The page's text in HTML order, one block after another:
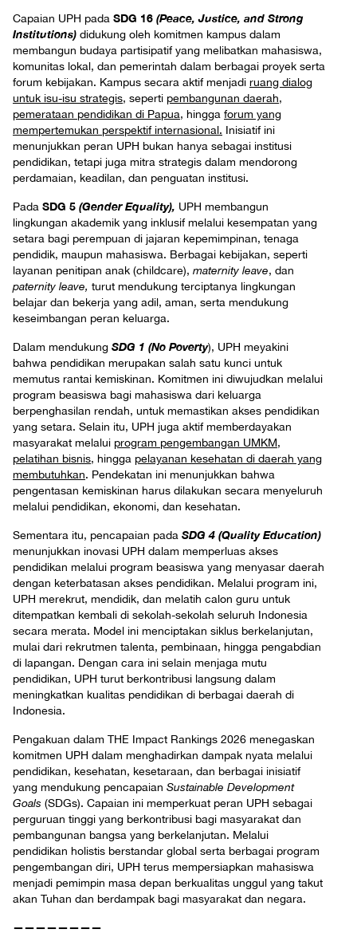
Capaian UPH pada SDG 16 (Peace, Justice, and Strong
Institutions) didukung oleh komitmen kampus dalam
membangun budaya partisipatif yang melibatkan mahasiswa,
komunitas lokal, dan pemerintah dalam berbagai proyek serta
forum kebijakan. Kampus secara aktif menjadi ruang dialog
untuk isu-isu strategis, seperti pembangunan daerah,
pemerataan pendidikan di Papua, hingga forum yang
mempertemukan perspektif internasional. Inisiatif ini
menunjukkan peran UPH bukan hanya sebagai institusi
pendidikan, tetapi juga mitra strategis dalam mendorong
perdamaian, keadilan, dan penguatan institusi.
Pada SDG 5 (Gender Equality), UPH membangun
lingkungan akademik yang inklusif melalui kesempatan yang
setara bagi perempuan di jajaran kepemimpinan, tenaga
pendidik, maupun mahasiswa. Berbagai kebijakan, seperti
layanan penitipan anak (childcare), maternity leave, dan
paternity leave, turut mendukung terciptanya lingkungan
belajar dan bekerja yang adil, aman, serta mendukung
keseimbangan peran keluarga.
Dalam mendukung SDG 1 (No Poverty), UPH meyakini
bahwa pendidikan merupakan salah satu kunci untuk
memutus rantai kemiskinan. Komitmen ini diwujudkan melalui
program beasiswa bagi mahasiswa dari keluarga
berpenghasilan rendah, untuk memastikan akses pendidikan
yang setara. Selain itu, UPH juga aktif memberdayakan
masyarakat melalui program pengembangan UMKM,
pelatihan bisnis, hingga pelayanan kesehatan di daerah yang
membutuhkan. Pendekatan ini menunjukkan bahwa
pengentasan kemiskinan harus dilakukan secara menyeluruh
melalui pendidikan, ekonomi, dan kesehatan.
Sementara itu, pencapaian pada SDG 4 (Quality Education)
menunjukkan inovasi UPH dalam memperluas akses
pendidikan melalui program beasiswa yang menyasar daerah
dengan keterbatasan akses pendidikan. Melalui program ini,
UPH merekrut, mendidik, dan melatih calon guru untuk
ditempatkan kembali di sekolah-sekolah seluruh Indonesia
secara merata. Model ini menciptakan siklus berkelanjutan,
mulai dari rekrutmen talenta, pembinaan, hingga pengabdian
di lapangan. Dengan cara ini selain menjaga mutu
pendidikan, UPH turut berkontribusi langsung dalam
meningkatkan kualitas pendidikan di berbagai daerah di
Indonesia.
Pengakuan dalam THE Impact Rankings 2026 menegaskan
komitmen UPH dalam menghadirkan dampak nyata melalui
pendidikan, kesehatan, kesetaraan, dan berbagai inisiatif
yang mendukung pencapaian Sustainable Development
Goals (SDGs). Capaian ini memperkuat peran UPH sebagai
perguruan tinggi yang berkontribusi bagi masyarakat dan
pembangunan bangsa yang berkelanjutan. Melalui
pendidikan holistis berstandar global serta berbagai program
pengembangan diri, UPH terus mempersiapkan mahasiswa
menjadi pemimpin masa depan berkualitas unggul yang takut
akan Tuhan dan berdampak bagi masyarakat dan negara.
————————